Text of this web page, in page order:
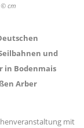
© cm
und
in Bodenmais
Arber
mit